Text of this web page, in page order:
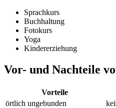
Sprachkurs
Buchhaltung
Fotokurs
Yoga
Kindererziehung
Vor- und Nachteile
Vorteile
örtlich ungebunden